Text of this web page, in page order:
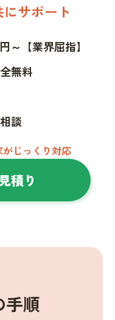
サポート
～【業界屈指】
無料
談
じっくり対応
積り
手順